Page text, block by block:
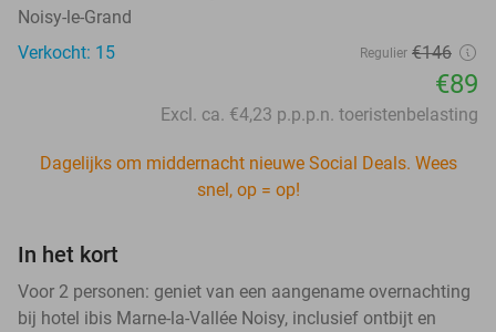
Noisy-le-Grand
Verkocht: 15
Regulier €146
€89
Excl. ca. €4,23 p.p.p.n. toeristenbelasting
Dagelijks om middernacht nieuwe Social Deals. Wees
snel, op = op!
In het kort
Voor 2 personen: geniet van een aangename overnachting
bij hotel ibis Marne-la-Vallée Noisy, inclusief ontbijt en